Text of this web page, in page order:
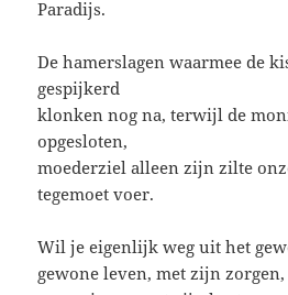
Paradijs.
De hamerslagen waarmee de
gespijkerd
klonken nog na, terwijl de
opgesloten,
moederziel alleen zijn zilte
tegemoet voer.
Wil je eigenlijk weg uit het
gewone leven, met zijn